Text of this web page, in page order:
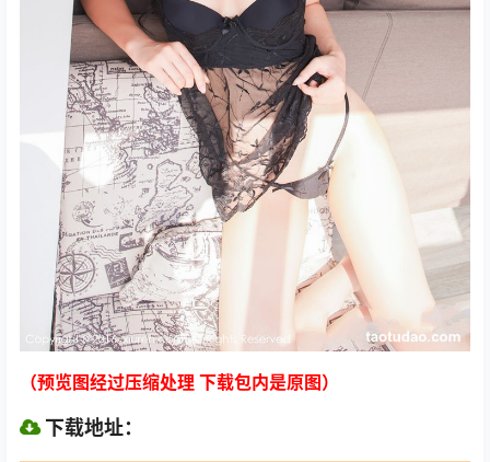
（预览图经过压缩处理 下载包内是原图）
下载地址：